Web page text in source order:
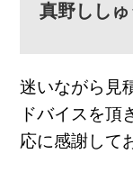
真野しし
迷いながら見
ドバイスを頂
応に感謝して